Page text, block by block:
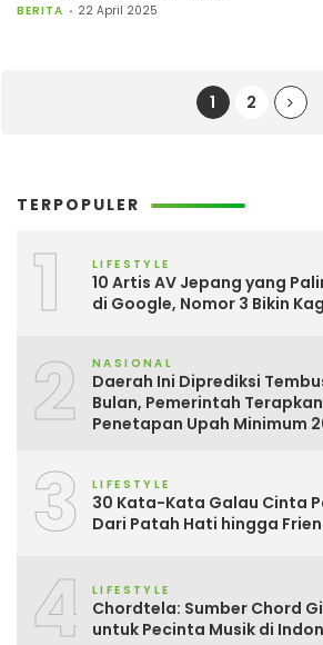
BERITA 22 April 2025
1 2
TERPOPULER
1 LIFESTYLE
10 Artis AV Jepang yang
di Google, Nomor 3 Bikin
2 NASIONAL
Daerah Ini Diprediksi
Bulan, Pemerintah
Penetapan Upah Minimum
3 LIFESTYLE
30 Kata-Kata Galau Cinta
Dari Patah Hati hingga
4 LIFESTYLE
Chordtela: Sumber Chord
untuk Pecinta Musik di